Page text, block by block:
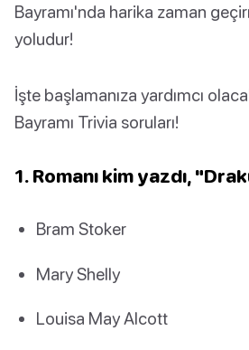
Bayramı'nda harika zaman
yoludur!
İşte başlamanıza yardımcı
Bayramı Trivia soruları!
1. Romanı kim yazdı,
Bram Stoker
Mary Shelly
Louisa May Alcott